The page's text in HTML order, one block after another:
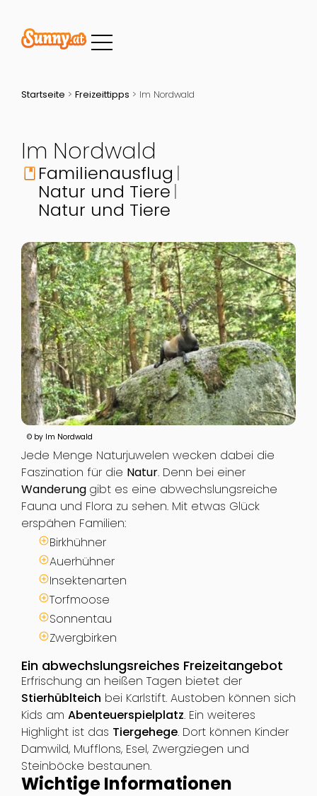
Startseite > Freizeittipps > Im Nordwald
Im Nordwald
book Familienausflug
Natur und Tiere
Natur und Tiere
© by Im Nordwald
Jede Menge Naturjuwelen wecken dabei die
Faszination für die Natur. Denn bei einer
Wanderung gibt es eine abwechslungsreiche
Fauna und Flora zu sehen. Mit etwas Glück
erspähen Familien:
Birkhühner
Auerhühner
Insektenarten
Torfmoose
Sonnentau
Zwergbirken
Ein abwechslungsreiches Freizeitangebot
Erfrischung an heißen Tagen bietet der
Stierhüblteich bei Karlstift. Austoben können sich
Kids am Abenteuerspielplatz. Ein weiteres
Highlight ist das Tiergehege. Dort können Kinder
Damwild, Mufflons, Esel, Zwergziegen und
Steinböcke bestaunen.
Wichtige Informationen